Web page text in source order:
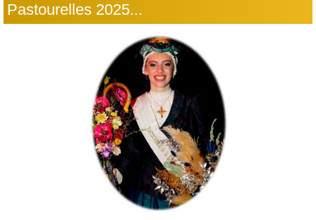
Pastourelles 2025...